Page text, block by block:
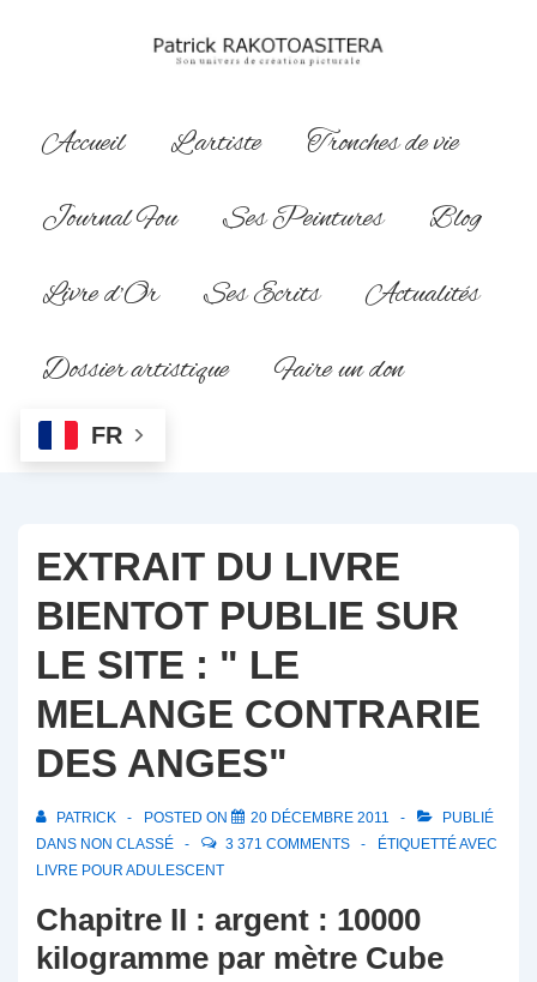
principal
Navigation
Accueil L’artiste
Tronches de vie
Journal Fou
Ses Peintures
Blog
Livre d’Or
Ses Ecrits
Actualités
Dossier artistique
Faire un don
FR
EXTRAIT DU LIVRE
BIENTOT PUBLIE SUR
LE SITE : " LE
MELANGE CONTRARIE
DES ANGES"
PATRICK POSTED ON 20 DÉCEMBRE 2011
PUBLIÉ
DANS NON CLASSÉ 3 371 COMMENTS
ÉTIQUETTÉ AVEC
LIVRE POUR ADULESCENT
Chapitre II : argent : 10000
kilogramme par mètre Cube